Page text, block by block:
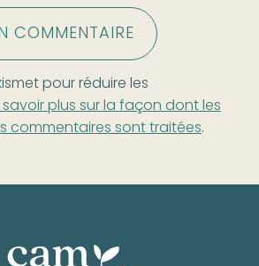
pour réduire les
savoir plus sur la façon dont les
commentaires sont traitées.